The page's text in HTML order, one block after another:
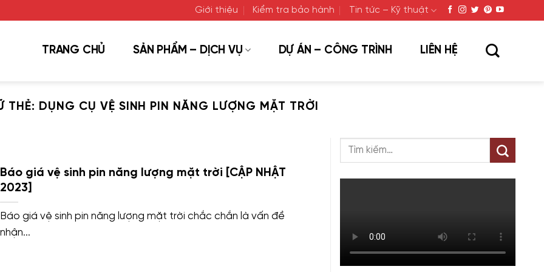
Giới thiệu Kiểm tra bảo hành Tin tức – Kỹ thuật
TRANG CHỦ SẢN PHẨM – DỊCH VỤ DỰ ÁN – CÔNG TRÌNH LIÊN HỆ
THẺ: DỤNG CỤ VỆ SINH PIN NĂNG LƯỢNG MẶT TRỜI
Báo giá vệ sinh pin năng lượng mặt trời [CẬP NHẬT
2023]
Báo giá vệ sinh pin năng lượng mặt trời chắc chắn là vấn đề
nhận...